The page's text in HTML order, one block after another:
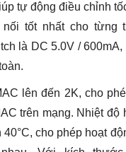
tự động điều chỉnh
tốt nhất cho từng
là DC 5.0V /
lên đến 2K, cho
trên mạng. Nhiệt độ
cho phép hoạt